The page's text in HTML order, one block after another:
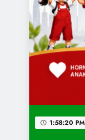
1:58:22 PM